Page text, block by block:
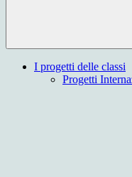
I progetti delle classi
Progetti